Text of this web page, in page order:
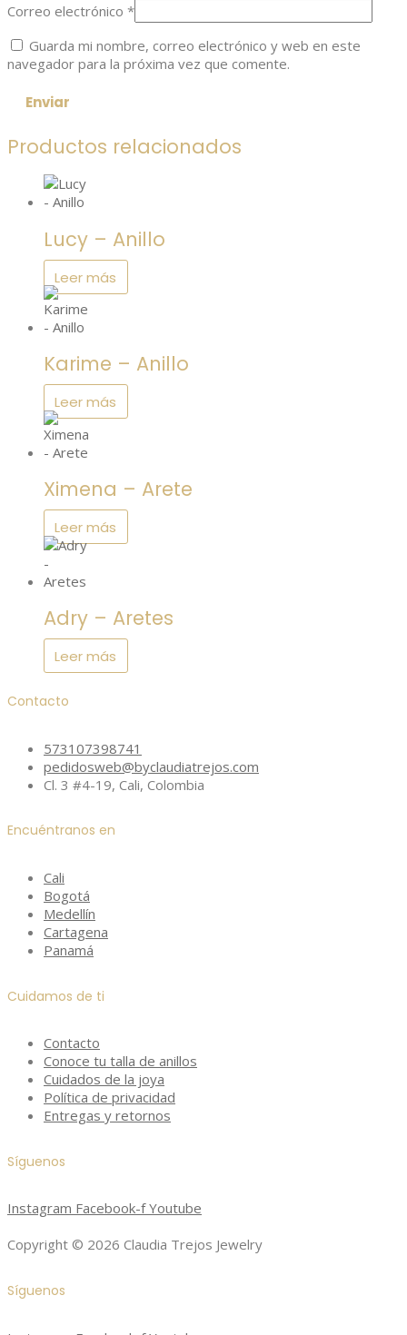
Correo electrónico *
Guarda mi nombre, correo electrónico y web en este
navegador para la próxima vez que comente.
Productos relacionados
Lucy – Anillo
Leer más
Karime – Anillo
Leer más
Ximena – Arete
Leer más
Adry – Aretes
Leer más
Contacto
573107398741
pedidosweb@byclaudiatrejos.com
Cl. 3 #4-19, Cali, Colombia
Encuéntranos en
Cali
Bogotá
Medellín
Cartagena
Panamá
Cuidamos de ti
Contacto
Conoce tu talla de anillos
Cuidados de la joya
Política de privacidad
Entregas y retornos
Síguenos
Instagram Facebook-f Youtube
Copyright © 2026 Claudia Trejos Jewelry
Síguenos